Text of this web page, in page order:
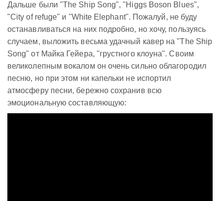
Дальше были "The Ship Song", "Higgs Boson Blues",
"City of refuge" и "White Elephant". Пожалуй, не буду
останавливаться на них подробно, но хочу, пользуясь
случаем, выложить весьма удачный кавер на "The Ship
Song" от Майка Гейера, "грустного клоуна". Своим
великолепным вокалом он очень сильно облагородил
песню, но при этом ни капельки не испортил
атмосферу песни, бережно сохранив всю
эмоциональную составляющую: